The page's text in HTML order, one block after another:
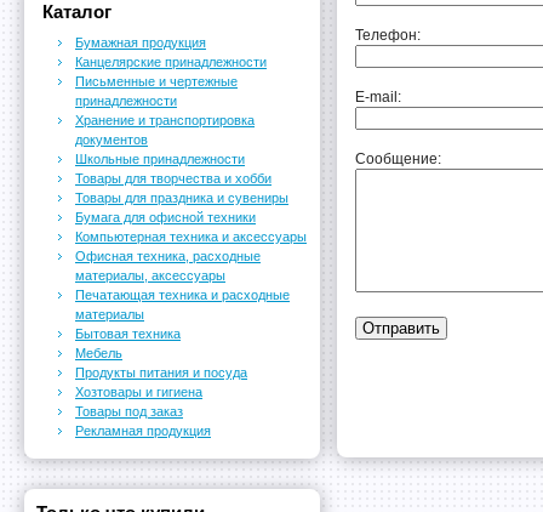
Телефон:
E-mail:
Сообщение:
Каталог
Бумажная продукция
Канцелярские принадлежности
Письменные и чертежные
принадлежности
Хранение и транспортировка
документов
Школьные принадлежности
Товары для творчества и хобби
Товары для праздника и сувениры
Бумага для офисной техники
Компьютерная техника и аксессуары
Офисная техника, расходные
материалы, аксессуары
Печатающая техника и расходные
материалы
Бытовая техника
Мебель
Продукты питания и посуда
Хозтовары и гигиена
Товары под заказ
Рекламная продукция